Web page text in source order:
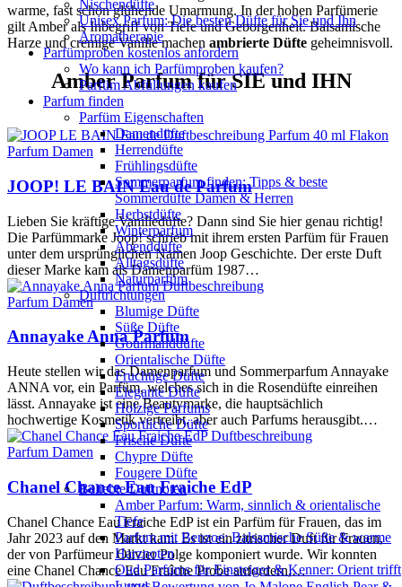
Nischendüfte
Unisex Parfum: Die besten Düfte für Sie und Ihn
Aromatherapie
Parfümproben kostenlos anfordern
Wo kann ich Parfümproben kaufen?
Parfüm Abfüllungen kaufen
Parfum finden
Parfüm Eigenschaften
Damendüfte
Herrendüfte
Frühlingsdüfte
Sommerparfum finden: Tipps & beste
Sommerdüfte Damen & Herren
Herbstdüfte
Winterparfum
Abenddüfte
Alltagsdüfte
Naturparfüm
Duftrichtungen
Blumige Düfte
Süße Düfte
Gourmanddüfte
Orientalische Düfte
Fruchtige Düfte
Elegante Düfte
Holzige Parfums
Sportliche Düfte
Frische Düfte
Chypre Düfte
Fougere Düfte
Beliebte Duftnoten
Amber Parfum: Warm, sinnlich & orientalische
Tiefe
Parfum mit Benzoe: Balsamische Süße & warme
Harznoten
Oud Parfums für Einsteiger & Kenner: Orient trifft
warme, fast schon glühende Umarmung. In der hohen Parfümerie
gilt Amber als Inbegriff von Tiefe und Geborgenheit. Balsamische
Harze und cremige Vanille machen ambrierte Düfte geheimnisvoll.
Amber Parfum für SIE und IHN
Parfum Damen
JOOP! LE BAIN Eau de Parfum
Lieben Sie kräftige Vanilledüfte? Dann sind Sie hier genau richtig!
Die Parfümmarke Joop! schrieb mit ihrem ersten Parfüm für Frauen
unter dem ursprünglichen Namen Joop Geschichte. Der erste Duft
dieser Marke kam als Damenparfüm 1987…
Parfum Damen
Annayake Anna Parfum
Heute stellen wir das Damenparfum und Sommerparfum Annayake
ANNA vor, ein Parfüm, welches sich in die Rosendüfte einreihen
lässt. Annayake ist eine Beautymarke, die hauptsächlich
hochwertige Kosmetik vertreibt, aber auch Parfums herausgibt.…
Parfum Damen
Chanel Chance Eau Fraiche EdP
Chanel Chance Eau Fraiche EdP ist ein Parfüm für Frauen, das im
Jahr 2023 auf den Markt kam. Es ist ein zitrischer Duft für Frauen,
der von Parfümeur Olivier Polge komponiert wurde. Wir konnten
eine Chanel Chance Eau Fraîche Probe anfordern,…